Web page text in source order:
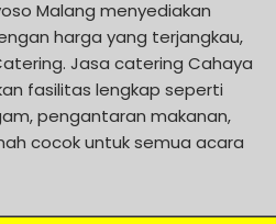
Malang menyediakan
harga yang terjangkau,
Jasa catering Cahaya
fasilitas lengkap seperti
pengantaran makanan,
cocok untuk semua acara